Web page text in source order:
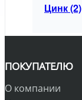
Цинк (2)
ПОКУПАТЕЛЮ
О компании